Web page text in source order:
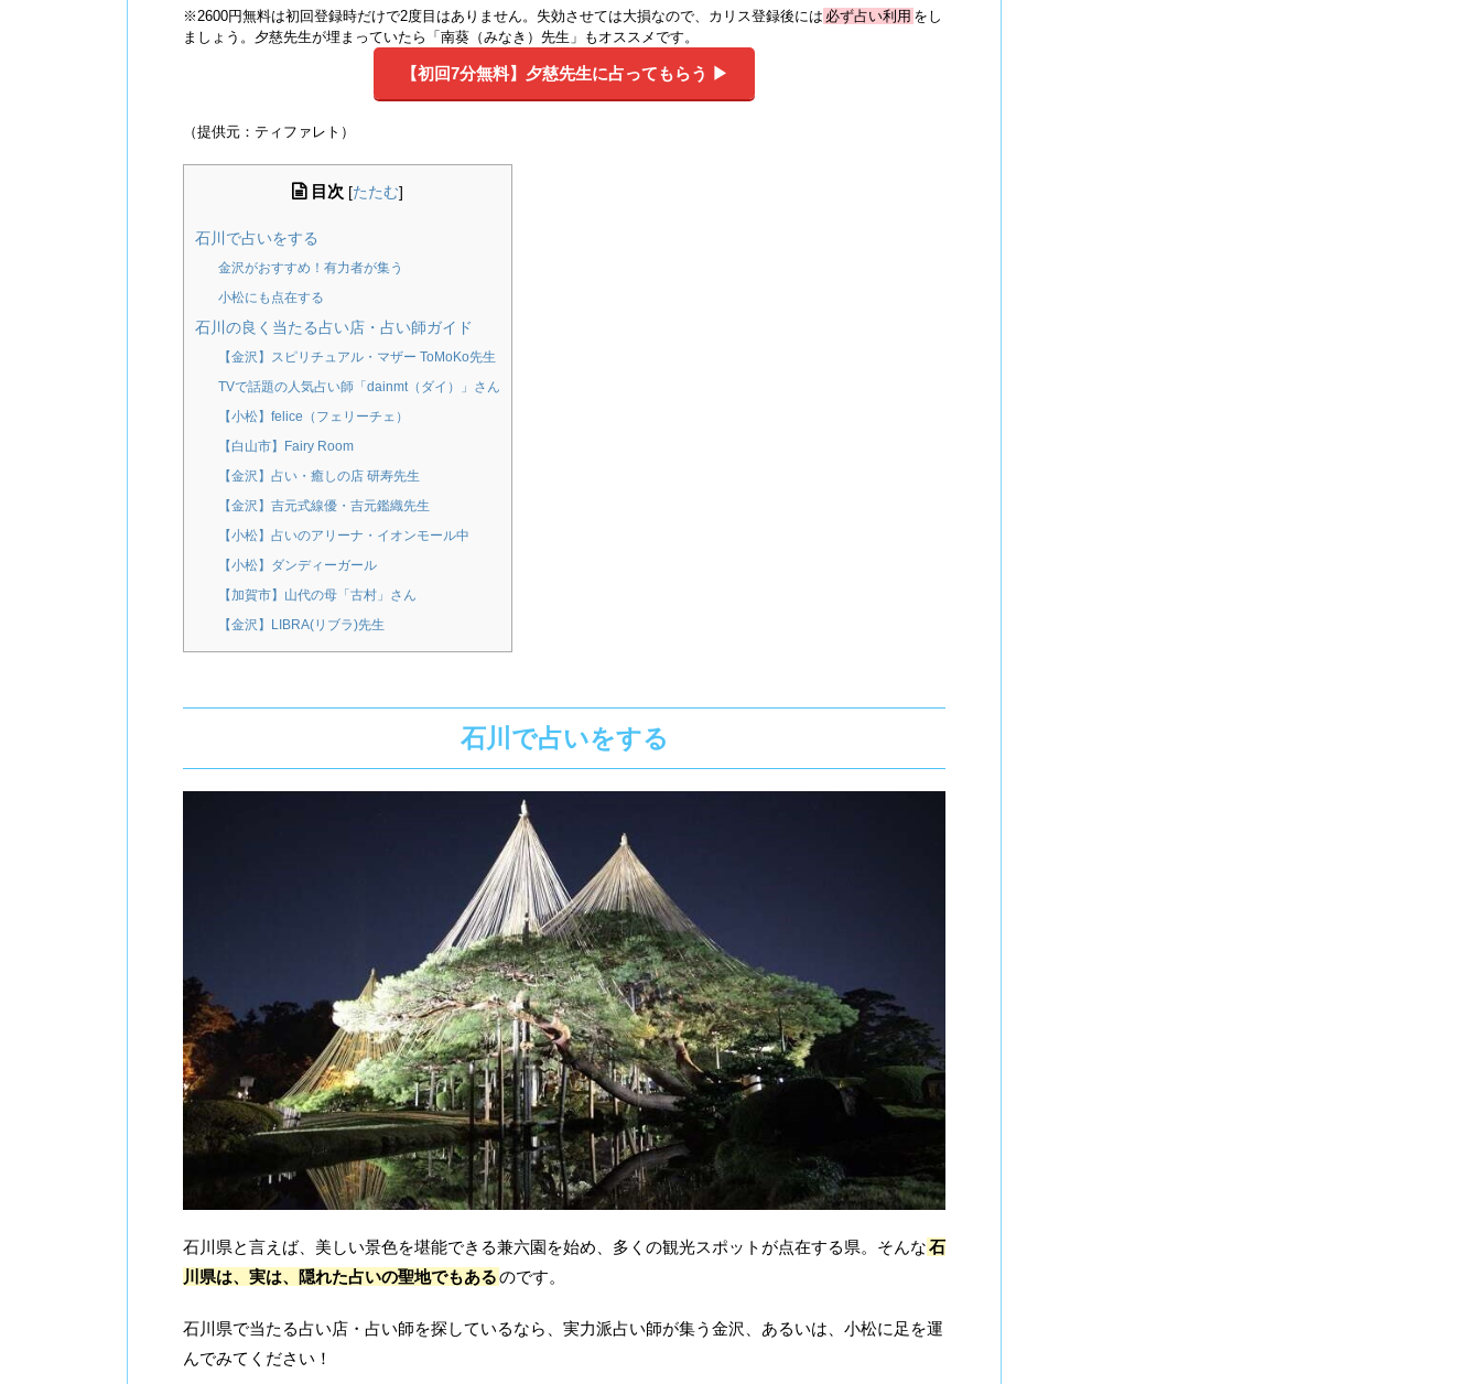
※2600円無料は初回登録時だけで2度目はありません。失効させては大損なので、カリス登録後には 必ず占い利用 をし
ましょう。夕慈先生が埋まっていたら「南葵（みなき）先生」もオススメです。
【初回7分無料】 夕慈先生に占ってもらう ▶︎
（提供元：ティファレト）
目次 [たたむ]
石川で占いをする
金沢がおすすめ！有力者が集う
小松にも点在する
石川の良く当たる占い店・占い師ガイド
【金沢】スピリチュアル・マザー ToMoKo先生
TVで話題の人気占い師「dainmt（ダイ）」さん
【小松】felice（フェリーチェ）
【白山市】Fairy Room
【金沢】占い・癒しの店 研寿先生
【金沢】吉元式線優・吉元鑑織先生
【小松】占いのアリーナ・イオンモール中
【小松】ダンディーガール
【加賀市】山代の母「古村」さん
【金沢】LIBRA(リブラ)先生
石川で占いをする
石川県と言えば、美しい景色を堪能できる兼六園を始め、多くの観光スポットが点在する県。そんな石
川県は、実は、隠れた占いの聖地でもあるのです。
石川県で当たる占い店・占い師を探しているなら、実力派占い師が集う金沢、あるいは、小松に足を運
んでみてください！